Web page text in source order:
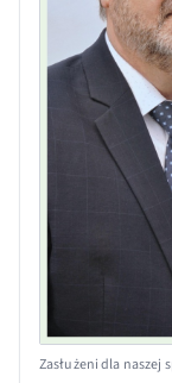
Zasłużeni dla naszej